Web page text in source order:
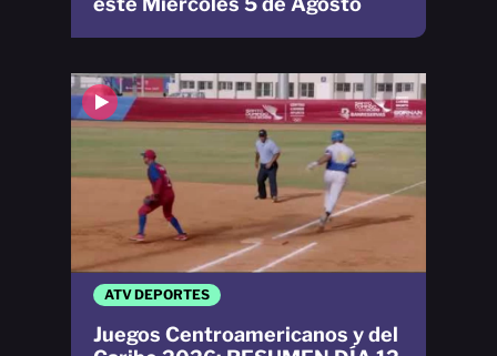
ATV DEPORTES
Juegos Centroamericanos y del